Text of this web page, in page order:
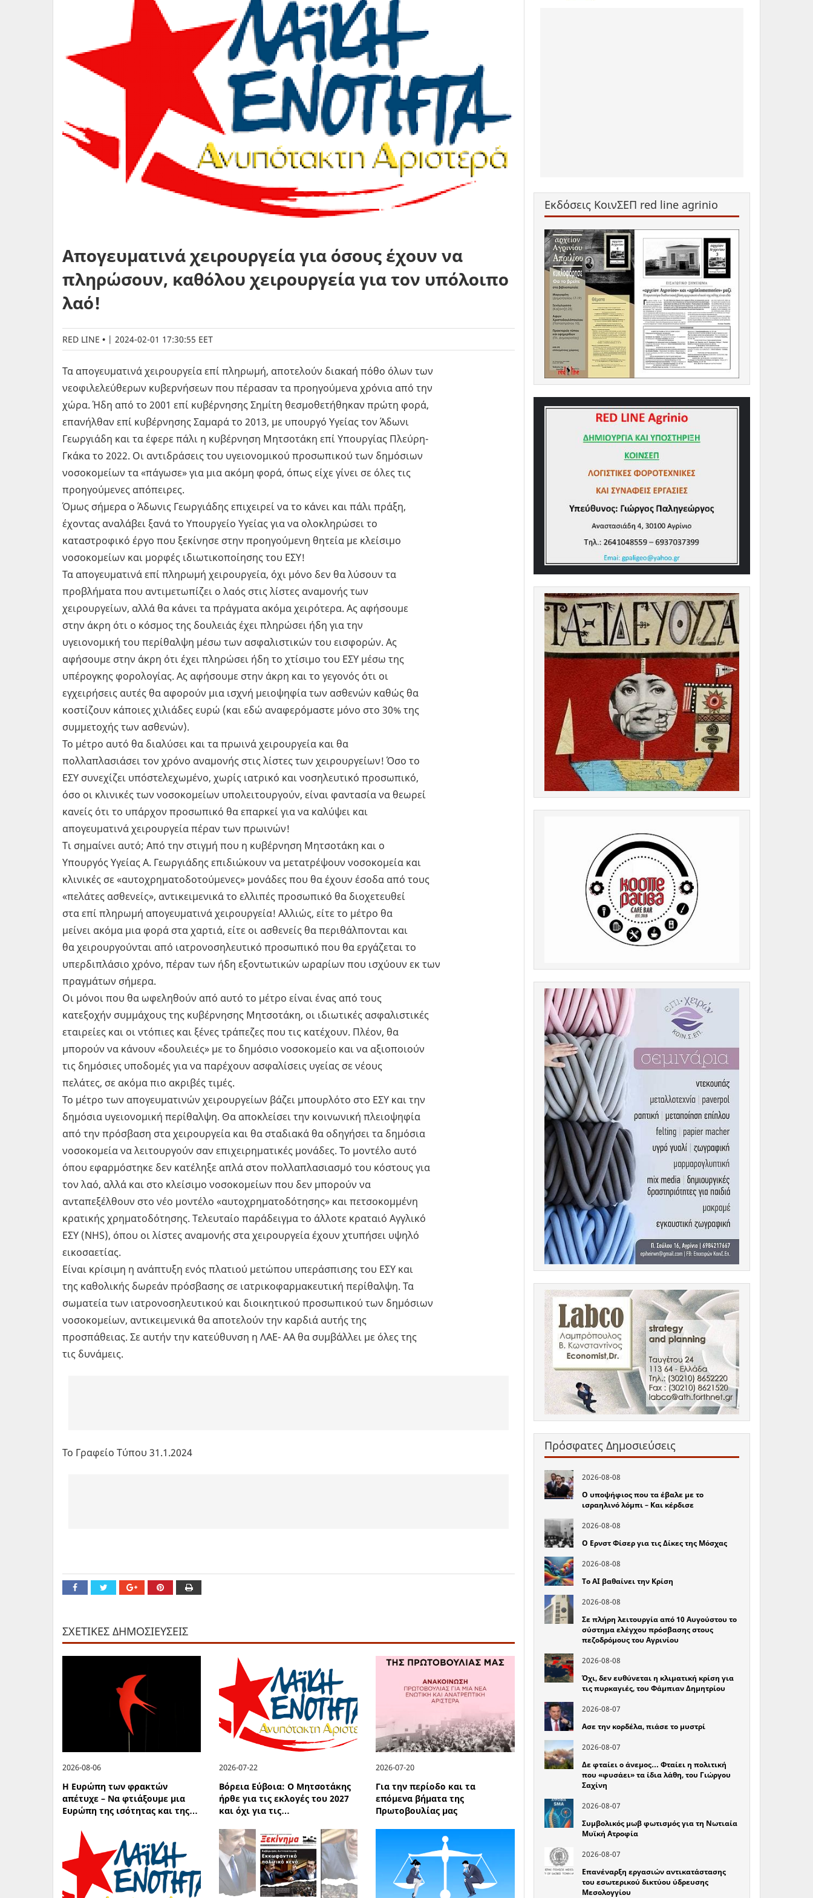
Απογευματινά χειρουργεία για όσους έχουν να
πληρώσουν, καθόλου χειρουργεία για τον υπόλοιπο
λαό!
RED LINE | 2024-02-01 17:30:55 EET
Τα απογευματινά χειρουργεία επί πληρωμή, αποτελούν διακαή πόθο όλων των
νεοφιλελεύθερων κυβερνήσεων που πέρασαν τα προηγούμενα χρόνια από την
χώρα. Ήδη από το 2001 επί κυβέρνησης Σημίτη θεσμοθετήθηκαν πρώτη φορά,
επανήλθαν επί κυβέρνησης Σαμαρά το 2013, με υπουργό Υγείας τον Άδωνι
Γεωργιάδη και τα έφερε πάλι η κυβέρνηση Μητσοτάκη επί Υπουργίας Πλεύρη-
Γκάκα το 2022. Οι αντιδράσεις του υγειονομικού προσωπικού των δημόσιων
νοσοκομείων τα «πάγωσε» για μια ακόμη φορά, όπως είχε γίνει σε όλες τις
προηγούμενες απόπειρες.
Όμως σήμερα ο Άδωνις Γεωργιάδης επιχειρεί να το κάνει και πάλι πράξη,
έχοντας αναλάβει ξανά το Υπουργείο Υγείας για να ολοκληρώσει το
καταστροφικό έργο που ξεκίνησε στην προηγούμενη θητεία με κλείσιμο
νοσοκομείων και μορφές ιδιωτικοποίησης του ΕΣΥ!
Τα απογευματινά επί πληρωμή χειρουργεία, όχι μόνο δεν θα λύσουν τα
προβλήματα που αντιμετωπίζει ο λαός στις λίστες αναμονής των
χειρουργείων, αλλά θα κάνει τα πράγματα ακόμα χειρότερα. Ας αφήσουμε
στην άκρη ότι ο κόσμος της δουλειάς έχει πληρώσει ήδη για την
υγειονομική του περίθαλψη μέσω των ασφαλιστικών του εισφορών. Ας
αφήσουμε στην άκρη ότι έχει πληρώσει ήδη το χτίσιμο του ΕΣΥ μέσω της
υπέρογκης φορολογίας. Ας αφήσουμε στην άκρη και το γεγονός ότι οι
εγχειρήσεις αυτές θα αφορούν μια ισχνή μειοψηφία των ασθενών καθώς θα
κοστίζουν κάποιες χιλιάδες ευρώ (και εδώ αναφερόμαστε μόνο στο 30% της
συμμετοχής των ασθενών).
Το μέτρο αυτό θα διαλύσει και τα πρωινά χειρουργεία και θα
πολλαπλασιάσει τον χρόνο αναμονής στις λίστες των χειρουργείων! Όσο το
ΕΣΥ συνεχίζει υπόστελεχωμένο, χωρίς ιατρικό και νοσηλευτικό προσωπικό,
όσο οι κλινικές των νοσοκομείων υπολειτουργούν, είναι φαντασία να θεωρεί
κανείς ότι το υπάρχον προσωπικό θα επαρκεί για να καλύψει και
απογευματινά χειρουργεία πέραν των πρωινών!
Τι σημαίνει αυτό; Από την στιγμή που η κυβέρνηση Μητσοτάκη και ο
Υπουργός Υγείας Α. Γεωργιάδης επιδιώκουν να μετατρέψουν νοσοκομεία και
κλινικές σε «αυτοχρηματοδοτούμενες» μονάδες που θα έχουν έσοδα από τους
«πελάτες ασθενείς», αντικειμενικά το ελλιπές προσωπικό θα διοχετευθεί
στα επί πληρωμή απογευματινά χειρουργεία! Αλλιώς, είτε το μέτρο θα
μείνει ακόμα μια φορά στα χαρτιά, είτε οι ασθενείς θα περιθάλπονται και
θα χειρουργούνται από ιατρονοσηλευτικό προσωπικό που θα εργάζεται το
υπερδιπλάσιο χρόνο, πέραν των ήδη εξοντωτικών ωραρίων που ισχύουν εκ των
πραγμάτων σήμερα.
Οι μόνοι που θα ωφεληθούν από αυτό το μέτρο είναι ένας από τους
κατεξοχήν συμμάχους της κυβέρνησης Μητσοτάκη, οι ιδιωτικές ασφαλιστικές
εταιρείες και οι ντόπιες και ξένες τράπεζες που τις κατέχουν. Πλέον, θα
μπορούν να κάνουν «δουλειές» με το δημόσιο νοσοκομείο και να αξιοποιούν
τις δημόσιες υποδομές για να παρέχουν ασφαλίσεις υγείας σε νέους
πελάτες, σε ακόμα πιο ακριβές τιμές.
Το μέτρο των απογευματινών χειρουργείων βάζει μπουρλότο στο ΕΣΥ και την
δημόσια υγειονομική περίθαλψη. Θα αποκλείσει την κοινωνική πλειοψηφία
από την πρόσβαση στα χειρουργεία και θα σταδιακά θα οδηγήσει τα δημόσια
νοσοκομεία να λειτουργούν σαν επιχειρηματικές μονάδες. Το μοντέλο αυτό
όπου εφαρμόστηκε δεν κατέληξε απλά στον πολλαπλασιασμό του κόστους για
τον λαό, αλλά και στο κλείσιμο νοσοκομείων που δεν μπορούν να
ανταπεξέλθουν στο νέο μοντέλο «αυτοχρηματοδότησης» και πετσοκομμένη
κρατικής χρηματοδότησης. Τελευταίο παράδειγμα το άλλοτε κραταιό Αγγλικό
ΕΣΥ (NHS), όπου οι λίστες αναμονής στα χειρουργεία έχουν χτυπήσει υψηλό
εικοσαετίας.
Είναι κρίσιμη η ανάπτυξη ενός πλατιού μετώπου υπεράσπισης του ΕΣΥ και
της καθολικής δωρεάν πρόσβασης σε ιατρικοφαρμακευτική περίθαλψη. Τα
σωματεία των ιατρονοσηλευτικού και διοικητικού προσωπικού των δημόσιων
νοσοκομείων, αντικειμενικά θα αποτελούν την καρδιά αυτής της
προσπάθειας. Σε αυτήν την κατεύθυνση η ΛΑΕ- ΑΑ θα συμβάλλει με όλες της
τις δυνάμεις.
Το Γραφείο Τύπου 31.1.2024
ΣΧΕΤΙΚΕΣ ΔΗΜΟΣΙΕΥΣΕΙΣ
2026-08-06
Η Ευρώπη των φρακτών
απέτυχε – Να φτιάξουμε μια
Ευρώπη της ισότητας και της…
2026-07-22
Βόρεια Εύβοια: Ο Μητσοτάκης
ήρθε για τις εκλογές του 2027
και όχι για τις…
2026-07-20
Για την περίοδο και τα
επόμενα βήματα της
Πρωτοβουλίας μας
Εκδόσεις ΚοινΣΕΠ red line agrinio
Πρόσφατες Δημοσιεύσεις
2026-08-08
Ο υποψήφιος που τα έβαλε με το
ισραηλινό λόμπι – Και κέρδισε
2026-08-08
Ο Ερνστ Φίσερ για τις Δίκες της Μόσχας
2026-08-08
Το ΑΙ βαθαίνει την Κρίση
2026-08-08
Σε πλήρη λειτουργία από 10 Αυγούστου το
σύστημα ελέγχου πρόσβασης στους
πεζοδρόμους του Αγρινίου
2026-08-08
Όχι, δεν ευθύνεται η κλιματική κρίση για
τις πυρκαγιές, του Φάμπιαν Δημητρίου
2026-08-07
Ασε την κορδέλα, πιάσε το μυστρί
2026-08-07
Δε φταίει ο άνεμος… Φταίει η πολιτική
που «φυσάει» τα ίδια λάθη, του Γιώργου
Σαχίνη
2026-08-07
Συμβολικός μωβ φωτισμός για τη Νωτιαία
Μυϊκή Ατροφία
2026-08-07
Επανέναρξη εργασιών αντικατάστασης
του εσωτερικού δικτύου ύδρευσης
Μεσολογγίου